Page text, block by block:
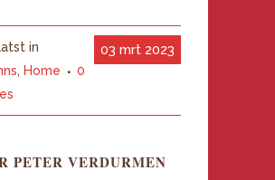
03 mrt 2023
in
, Home
0
PETER VERDURMEN